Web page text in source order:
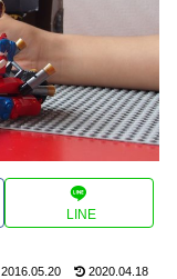
LINE
2016.05.20 2020.04.18